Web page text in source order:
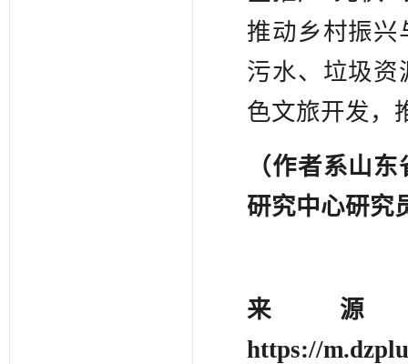
推动乡村振兴
污水、垃圾资
色文旅开发，
（作者系山
研究中心研究
来
https://